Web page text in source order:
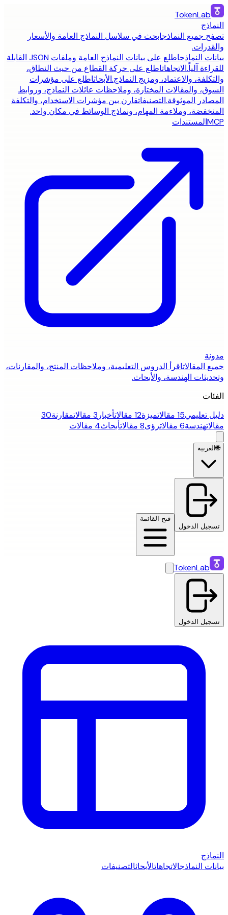
TokenLab
النماذج
تصفح جميع النماذجابحث في سلاسل النماذج العامة والأسعار
والقدرات.
بيانات النماذج
اطلع على بيانات النماذج العامة وملفات JSON القابلة
للقراءة آلياً.الاتجاهاتاطلع على حركة القطاع من حيث النطاق،
والتكلفة، والاعتماد، ومزيج النماذج.الأبحاثاطلع على مؤشرات
السوق، والمقالات المختارة، وملاحظات عائلات النماذج، وروابط
المصادر الموثوقة.التصنيفاتقارن بين مؤشرات الاستخدام، والتكلفة
المنخفضة، وملاءمة المهام، ونماذج الوسائط في مكان واحد.
MCPالمستندات
مدونة
جميع المقالاتاقرأ الدروس التعليمية، وملاحظات المنتج، والمقارنات،
وتحديثات الهندسة، والأبحاث.
الفئات
دليل تعليمي15 مقالات ميزة12 مقالات أخبار 3 مقالات مقارنة30
مقالاتهندسة6 مقالات رؤى8 مقالات أبحاث4 مقالات
🌐العربية
تسجيل الدخول
فتح القائمة
TokenLab
تسجيل الدخول
النماذج
بيانات النماذجالاتجاهاتالأبحاثالتصنيفات